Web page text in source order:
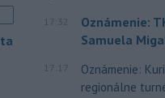
17:32
Oznámenie:
Samuela
17:17
Oznámenie:
regionálne